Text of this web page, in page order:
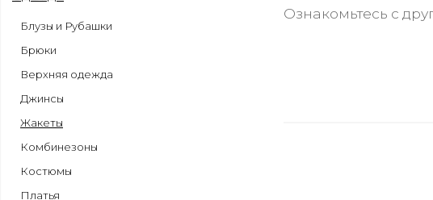
Блузы и Рубашки
Брюки
Верхняя одежда
Джинсы
Жакеты
Комбинезоны
Костюмы
Платья
Ознакомьтесь с